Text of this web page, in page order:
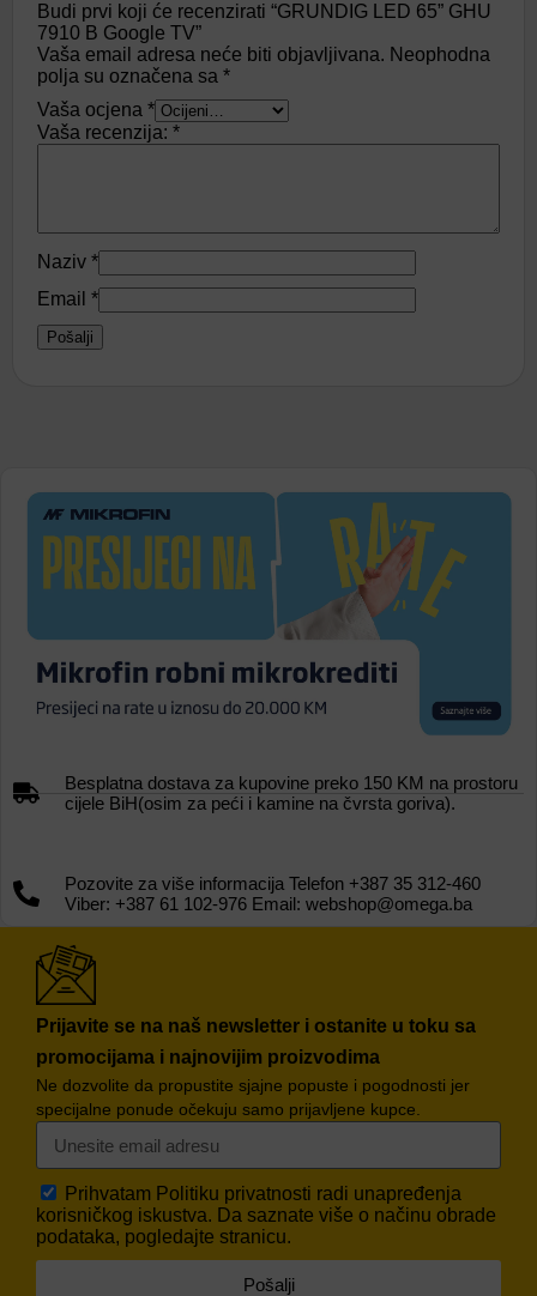
Budi prvi koji će recenzirati “GRUNDIG LED 65” GHU
7910 B Google TV”
Vaša email adresa neće biti objavljivana. Neophodna
polja su označena sa *
Vaša ocjena *
Vaša recenzija: *
Naziv *
Email *
Besplatna dostava za kupovine preko 150 KM na prostoru
cijele BiH(osim za peći i kamine na čvrsta goriva).
Pozovite za više informacija Telefon +387 35 312-460
Viber: +387 61 102-976 Email: webshop@omega.ba
Prijavite se na naš newsletter i ostanite u toku sa
promocijama i najnovijim proizvodima
Ne dozvolite da propustite sjajne popuste i pogodnosti jer
specijalne ponude očekuju samo prijavljene kupce.
Prihvatam Politiku privatnosti radi unapređenja
korisničkog iskustva. Da saznate više o načinu obrade
podataka, pogledajte stranicu.
Pošalji